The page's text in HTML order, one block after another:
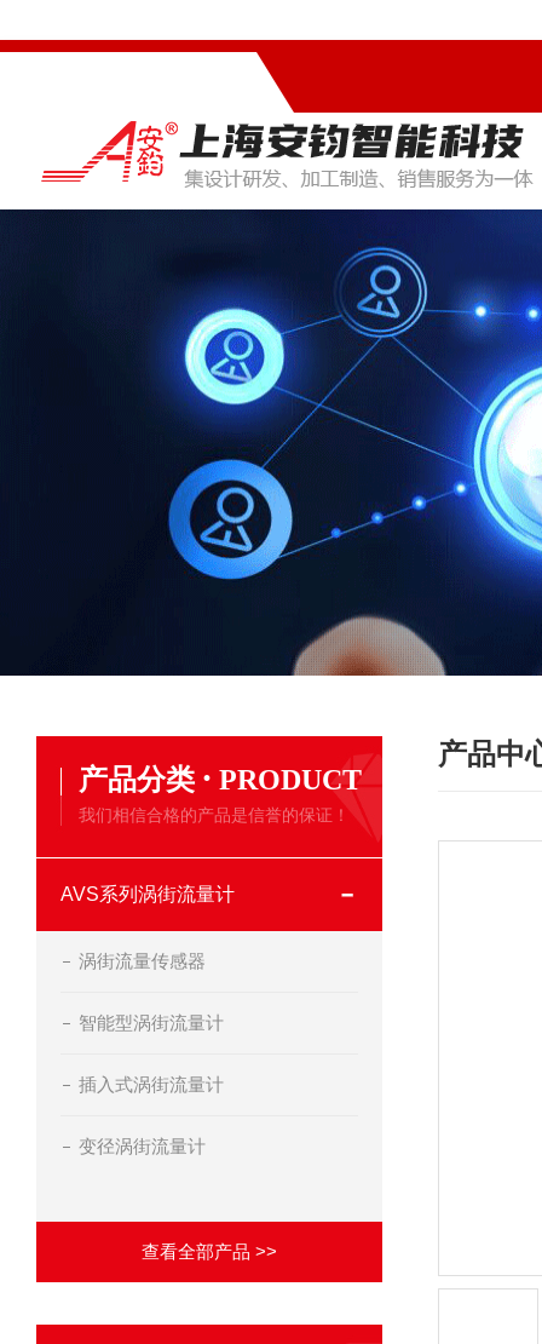
产品分类 · PRODUCT
我们相信合格的产品是信誉的保证！
AVS系列涡街流量计
涡街流量传感器
智能型涡街流量计
插入式涡街流量计
变径涡街流量计
查看全部产品 >>
产品中